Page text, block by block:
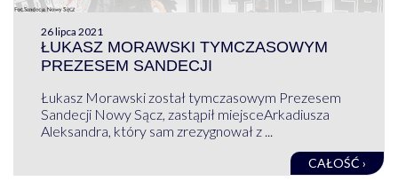
26 lipca 2021
ŁUKASZ MORAWSKI TYMCZASOWYM
PREZESEM SANDECJI
Łukasz Morawski został tymczasowym Prezesem
Sandecji Nowy Sącz, zastąpił miejsceArkadiusza
Aleksandra, który sam zrezygnował z ...
CAŁOŚĆ ›